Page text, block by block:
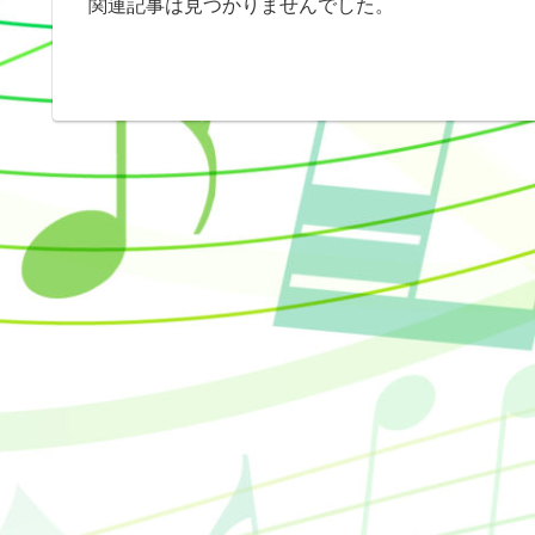
関連記事は見つかりませんでした。